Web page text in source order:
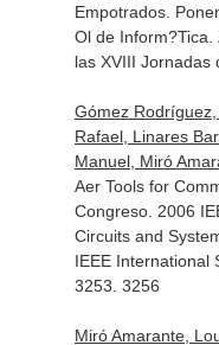
Empotrados.
Ol de
las XVIII Jornadas
Gómez
Rafael, Linares
Manuel, Miró
Aer Tools for
Congreso. 2006
Circuits and
IEEE International
3253. 3256
Miró Amarante,